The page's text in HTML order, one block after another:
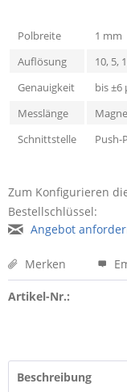
Polbreite
1 mm
Auflösung
10, 5,
Genauigkeit
bis ±6
Messlänge
Schnittstelle
Push-
Zum Konfigurieren
Bestellschlüssel:
Angebot
Merken
Artikel-Nr.:
Beschreibung